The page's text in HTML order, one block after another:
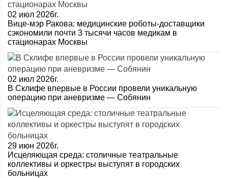
02 июл 2026г.
Вице-мэр Ракова: медицинские роботы-доставщики
сэкономили почти 3 тысячи часов медикам в
стационарах Москвы
02 июл 2026г.
В Склифе впервые в России провели уникальную
операцию при аневризме — Собянин
29 июн 2026г.
Исцеляющая среда: столичные театральные
коллективы и оркестры выступят в городских
больницах